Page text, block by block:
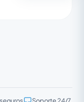
Soporte 24/7